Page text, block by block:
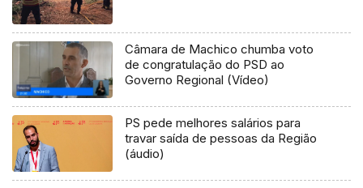
Câmara de Machico chumba voto
de congratulação do PSD ao
Governo Regional (Vídeo)
PS pede melhores salários para
travar saída de pessoas da Região
(áudio)